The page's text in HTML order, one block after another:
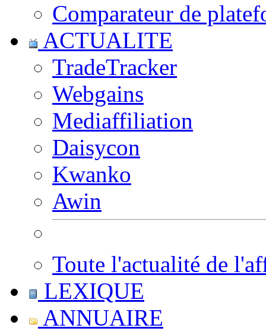
Comparateur de
ACTUALITE
TradeTracker
Webgains
Mediaffiliation
Daisycon
Kwanko
Awin
Toute l'actualité de
LEXIQUE
ANNUAIRE